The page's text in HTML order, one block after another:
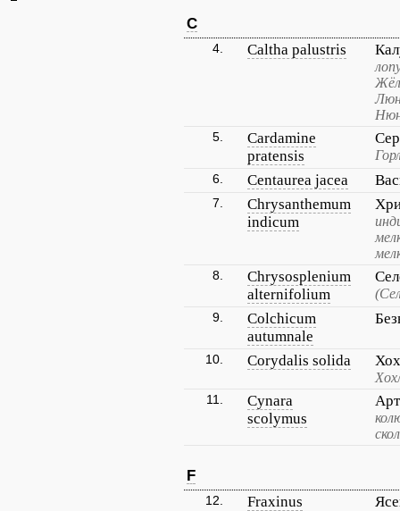
C
4. Caltha palustris
5.
Cardamine
pratensis
6. Centaurea jacea
7.
Chrysanthemum
indicum
8.
Chrysosplenium
alternifolium
9.
Colchicum
autumnale
10. Corydalis solida
11.
Cynara
scolymus
F
12. Fraxinus